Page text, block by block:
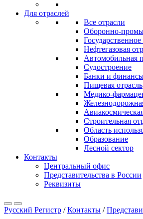
Для отраслей
Все отрасли
Нефтегазовая
Автомобильная
Судостроение
Банки и
Пищевая отрасль
Медико-
Строительная
Область
Образование
Лесной сектор
Контакты
Центральный офис
Представительства в России
Реквизиты
Русский Регистр /Контакты /